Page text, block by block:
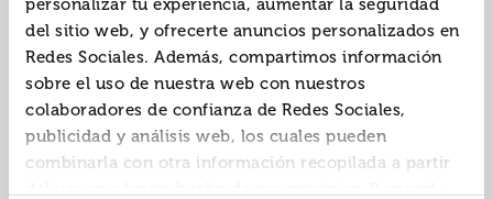
personalizar tu experiencia, aumentar la seguridad
del sitio web, y ofrecerte anuncios personalizados en
Redes Sociales. Además, compartimos información
sobre el uso de nuestra web con nuestros
colaboradores de confianza de Redes Sociales,
publicidad y análisis web, los cuales pueden
combinarla con otra información recopilada a partir